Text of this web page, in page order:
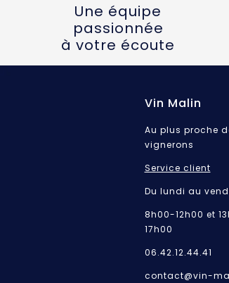
Une équipe
passionnée
à votre écoute
Vin Malin
Au plus proche
vignerons
Service client
Du lundi au
8h00-12h00 et
17h00
06.42.12.44.41
contact@vin-